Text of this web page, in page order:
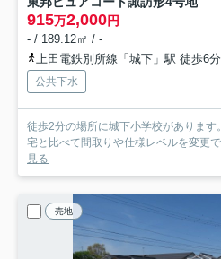
915万2,000円
- / 189.12㎡ / -
上田電鉄別所線「城下」駅 徒歩6分
公共下水
徒歩2分の場所に城下小学校がありま
宅と比べて間取りや仕様レベルを変更
見る
売地